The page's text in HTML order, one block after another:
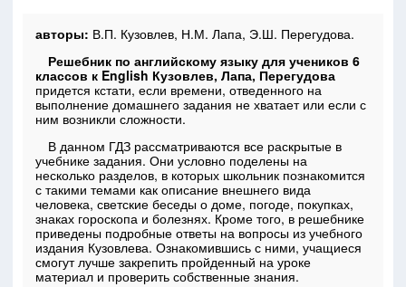
авторы: В.П. Кузовлев, Н.М. Лапа, Э.Ш. Перегудова.
Решебник по английскому языку для учеников 6
классов к English Кузовлев, Лапа, Перегудова
придется кстати, если времени, отведенного на
выполнение домашнего задания не хватает или если с
ним возникли сложности.
В данном ГДЗ рассматриваются все раскрытые в
учебнике задания. Они условно поделены на
несколько разделов, в которых школьник познакомится
с такими темами как описание внешнего вида
человека, светские беседы о доме, погоде, покупках,
знаках гороскопа и болезнях. Кроме того, в решебнике
приведены подробные ответы на вопросы из учебного
издания Кузовлева. Ознакомившись с ними, учащиеся
смогут лучше закрепить пройденный на уроке
материал и проверить собственные знания.